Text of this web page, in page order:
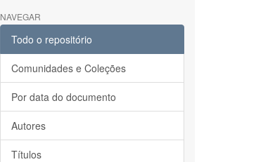
NAVEGAR
Todo o repositório
Comunidades e Coleções
Por data do documento
Autores
Títulos